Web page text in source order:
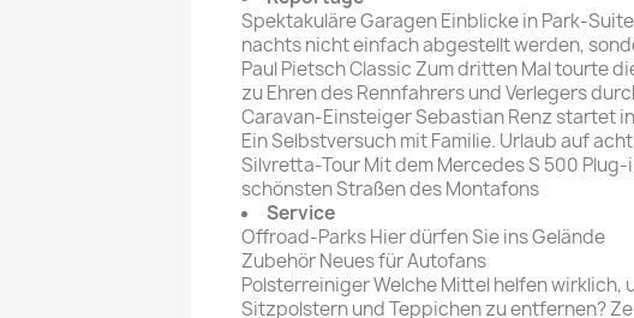
Spektakuläre Garagen Einblicke in Park-
nachts nicht einfach abgestellt werden,
Paul Pietsch Classic Zum dritten Mal tourte
zu Ehren des Rennfahrers und Verlegers
Caravan-Einsteiger Sebastian Renz startet
Ein Selbstversuch mit Familie. Urlaub auf
Silvretta-Tour Mit dem Mercedes S 500
schönsten Straßen des Montafons
Service
Offroad-Parks Hier dürfen Sie ins Gelände
Zubehör Neues für Autofans
Polsterreiniger Welche Mittel helfen wirklich,
Sitzpolstern und Teppichen zu entfernen?